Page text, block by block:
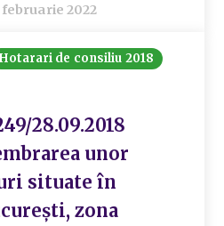
februarie 2022
Hotarari de consiliu 2018
28.09.2018
unor
situate în
zona